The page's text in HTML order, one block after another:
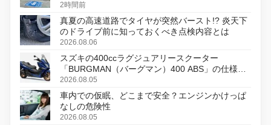
2時間前
真夏の高速道路でタイヤが突然バースト!? 炎天下
のドライブ前に知っておくべき点検内容とは
2026.08.06
スズキの400ccラグジュアリースクーター
「BURGMAN（バーグマン）400 ABS」の仕様を
変更し、8月18日に発売
2026.08.05
車内での仮眠、どこまで安全？エンジンかけっぱ
なしの危険性
2026.08.05